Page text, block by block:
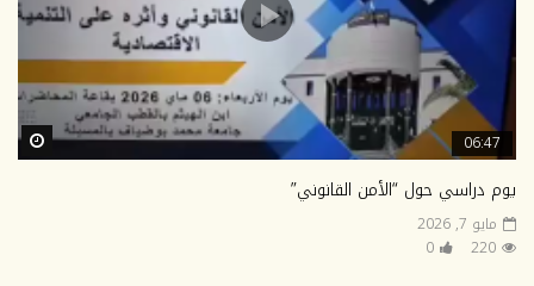
06:47
يوم دراسي حول “الأمن القانوني”
مايو 7, 2026
220
0